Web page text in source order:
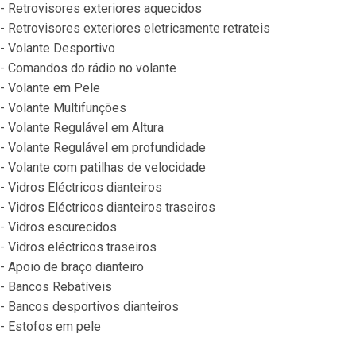
- Retrovisores exteriores aquecidos
- Retrovisores exteriores eletricamente retrateis
- Volante Desportivo
- Comandos do rádio no volante
- Volante em Pele
- Volante Multifunções
- Volante Regulável em Altura
- Volante Regulável em profundidade
- Volante com patilhas de velocidade
- Vidros Eléctricos dianteiros
- Vidros Eléctricos dianteiros traseiros
- Vidros escurecidos
- Vidros eléctricos traseiros
- Apoio de braço dianteiro
- Bancos Rebatíveis
- Bancos desportivos dianteiros
- Estofos em pele